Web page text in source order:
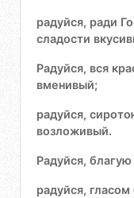
радуйся, ради
сладости
Радуйся, вся
вменивый;
радуйся,
возложивый.
Радуйся,
радуйся,